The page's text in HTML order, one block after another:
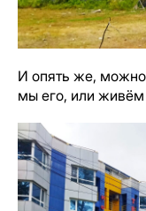
И опять же, можно
мы его, или живём